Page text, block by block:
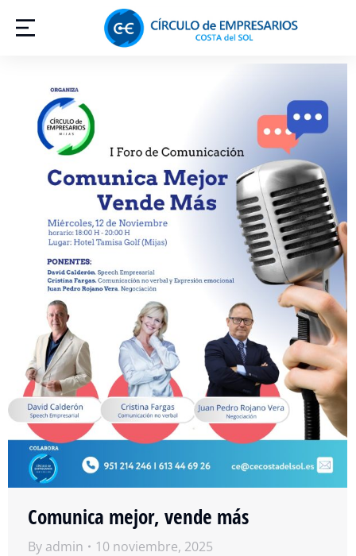
Comunica mejor, vende más
By admin
10 noviembre, 2025